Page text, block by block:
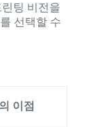
팅 비전을
선택할 수
이점